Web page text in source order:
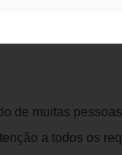
tem um papel
de muitas
a todos os